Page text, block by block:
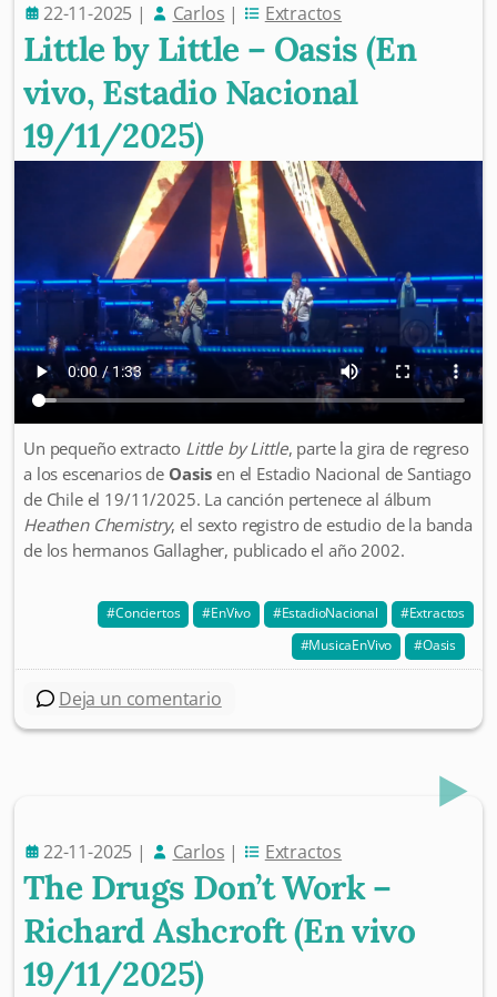
22-11-2025 | Carlos | Extractos
Little by Little – Oasis (En
vivo, Estadio Nacional
19/11/2025)
Un pequeño extracto Little by Little, parte la gira de regreso
a los escenarios de Oasis en el Estadio Nacional de Santiago
de Chile el 19/11/2025. La canción pertenece al álbum
Heathen Chemistry, el sexto registro de estudio de la banda
de los hermanos Gallagher, publicado el año 2002.
Conciertos EnVivo EstadioNacional
Extractos
MusicaEnVivo
Oasis
Deja un comentario
22-11-2025 | Carlos | Extractos
The Drugs Don’t Work –
Richard Ashcroft (En vivo
19/11/2025)